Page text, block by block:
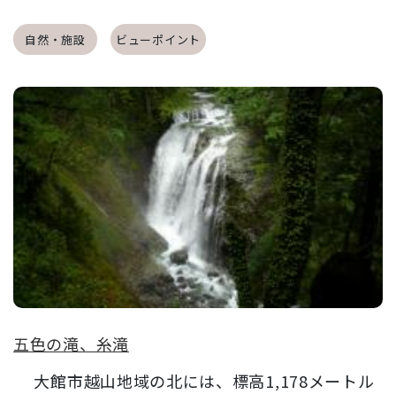
自然・施設 ビューポイント
五色の滝、糸滝
大館市越山地域の北には、標高1,178メートル